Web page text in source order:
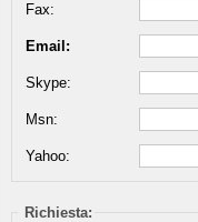
Fax:
Email:
Skype:
Msn:
Yahoo:
Richiesta: